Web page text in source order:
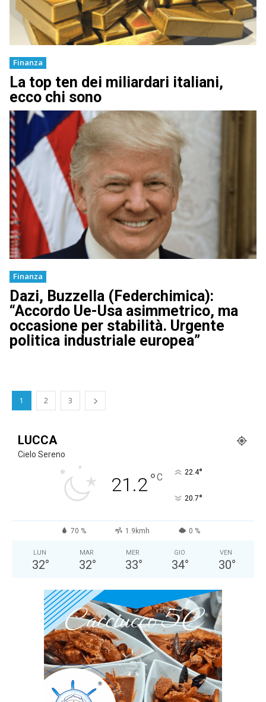
Finanza
La top ten dei miliardari italiani,
ecco chi sono
Finanza
Dazi, Buzzella (Federchimica):
“Accordo Ue-Usa asimmetrico, ma
occasione per stabilità. Urgente
politica industriale europea”
1 2 3
LUCCA
Cielo Sereno
21.2°C 22.4°
20.7°
70 % 1.9kmh 0 %
LUN
32°
MAR
32°
MER
33°
GIO
34°
VEN
30°